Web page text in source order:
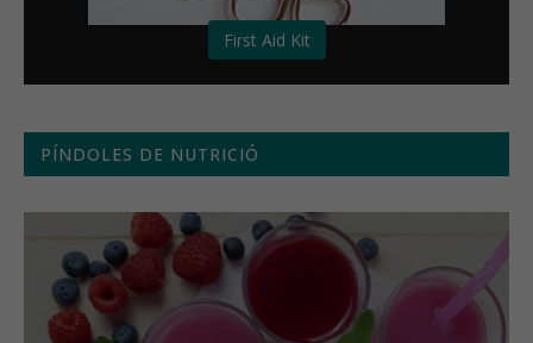
First Aid Kit
PÍNDOLES DE NUTRICIÓ